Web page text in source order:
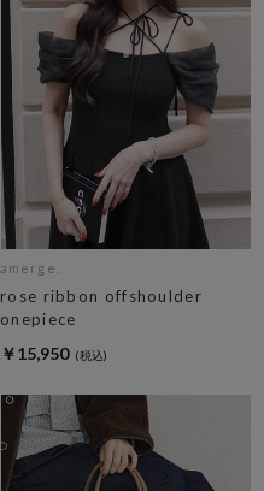
amerge.
rose ribbon offshoulder
onepiece
￥15,950